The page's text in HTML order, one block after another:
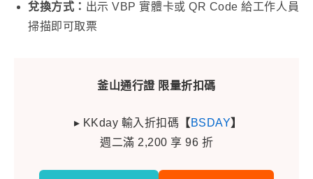
兌換方式： 出示 VBP 實體卡或 QR Code 給工作人員
掃描即可取票
釜山通行證 限量折扣碼
▸ KKday 輸入折扣碼 【 BSDAY】
週二滿 2,200 享 96 折